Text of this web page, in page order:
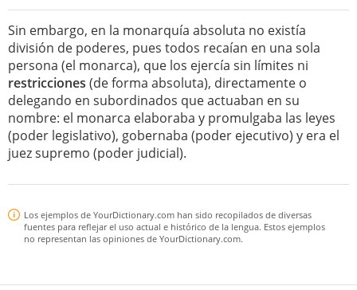
Sin embargo, en la monarquía absoluta no existía
división de poderes, pues todos recaían en una sola
persona (el monarca), que los ejercía sin límites ni
restricciones (de forma absoluta), directamente o
delegando en subordinados que actuaban en su
nombre: el monarca elaboraba y promulgaba las leyes
(poder legislativo), gobernaba (poder ejecutivo) y era el
juez supremo (poder judicial).
Los ejemplos de YourDictionary.com han sido recopilados de diversas
fuentes para reflejar el uso actual e histórico de la lengua. Estos ejemplos
no representan las opiniones de YourDictionary.com.